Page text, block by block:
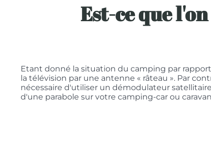
Est-ce que
Etant donné la situation du camping par
la télévision par une antenne « râteau ». Par
nécessaire d'utiliser un démodulateur
d'une parabole sur votre camping-car ou